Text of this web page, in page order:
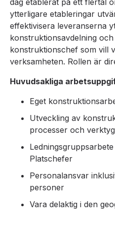
dag etablerat på ett flertal
ytterligare etableringar
effektivisera leveranserna
konstruktionsavdelning
konstruktionschef som vill
verksamheten. Rollen är
Huvudsakliga
Eget
Utveckling av
processer och verktyg
Platschefer
Personalansvar
personer
Vara delaktig i den